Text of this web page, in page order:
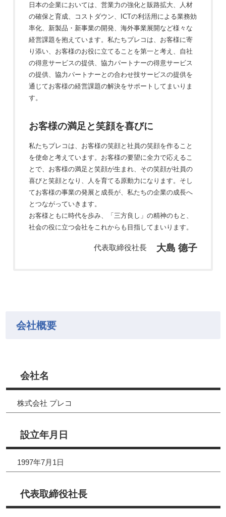
日本の企業においては、営業力の強化と販路拡大、人材
の確保と育成、コストダウン、ICTの利活用による業務効
率化、新製品・新事業の開発、海外事業展開など様々な
経営課題を抱えています。私たちプレコは、お客様に寄
り添い、お客様のお役に立てることを第一と考え、自社
の得意サービスの提供、協力パートナーの得意サービス
の提供、協力パートナーとの合わせ技サービスの提供を
通じてお客様の経営課題の解決をサポートしてまいりま
す。
お客様の満足と笑顔を喜びに
私たちプレコは、お客様の笑顔と社員の笑顔を作ること
を使命と考えています。お客様の要望に全力で応えるこ
とで、お客様の満足と笑顔が生まれ、その笑顔が社員の
喜びと笑顔となり、人を育てる原動力になります。そし
てお客様の事業の発展と成長が、私たちの企業の成長へ
とつながっていきます。
お客様ともに時代を歩み、「三方良し」の精神のもと、
社会の役に立つ会社をこれからも目指してまいります。
代表取締役社長 大島 德子
会社概要
会社名
株式会社 プレコ
設立年月日
1997年7月1日
代表取締役社長